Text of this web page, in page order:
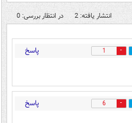
انتشار یافته: 2 در انتظار بررسی: 0
1 پاسخ
6 پاسخ